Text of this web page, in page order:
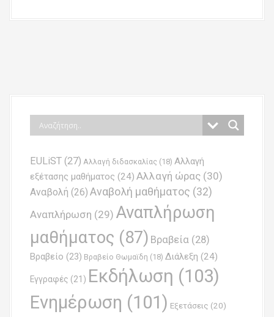
EULiST (27) Αλλαγή διδασκαλίας (18) Αλλαγή
εξέτασης μαθήματος (24) Αλλαγή ώρας (30)
Αναβολή (26) Αναβολή μαθήματος (32)
Αναπλήρωση (29) Αναπλήρωση
μαθήματος (87) Βραβεία (28)
Βραβείο (23) Βραβείο Θωμαϊδη (18) Διάλεξη (24)
Εγγραφές (21) Εκδήλωση (103)
Ενημέρωση (101) Εξετάσεις (20)